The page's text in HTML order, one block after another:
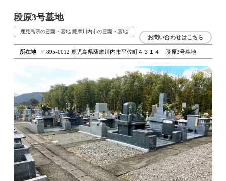
段原3号墓地
鹿児島県の霊園・墓地 薩摩川内市の霊園・墓地
所在地 〒895-0012 鹿児島県薩摩川内市平佐町４３１４ 段原3号墓地
お問い合わせはこちら